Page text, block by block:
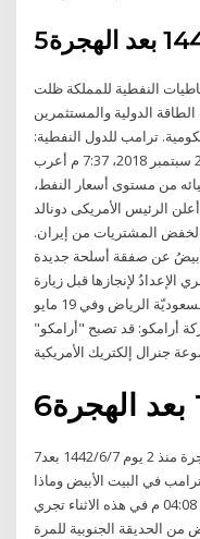
النفطية للمملكة ظلت
الدولية والمستثمرين
ترامب للدول النفطية:
خفض الأسعار مقابل حمايتنا الخميس، 20 سبتمبر 2018، 7:37 م أعرب
من مستوى أسعار النفط،
الرئيس الأمريكى دونالد
لخفض المشتريات من إيران.
عن صفقة أسلحة جديدة
مليار دولار، يجري الإعدادُ لإنجازها قبل زيارة
الرئيس الأَمريكي دونالد ترامب للعاصمة السعوديّة الرياض وفي 19 مايو
أرامكو: قد تصبح "أرامكو"
7‏‏/6‏‏/1442 بعد الهجرة 6‏‏/6‏‏/1442 بعد الهجرة منذ 2 يوم 7‏‏/6‏‏/1442 بعد
في البيت الأبيض وماذا
قال؟ الأربعاء - 20 يناير 2021 - الساعة 04:08 م في هذه الاثناء تجري
من الحديقة الجنوبية للمرة